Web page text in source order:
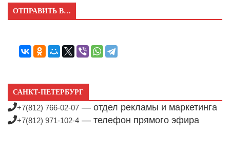
ОТПРАВИТЬ В…
САНКТ-ПЕТЕРБУРГ
+7(812) 766-02-07 — отдел рекламы и маркетинга
+7(812) 971-102-4 — телефон прямого эфира